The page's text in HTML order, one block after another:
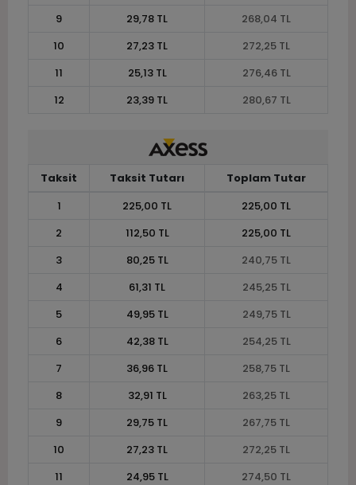
9
29,78 TL
268,04 TL
10
27,23 TL
272,25 TL
11
25,13 TL
276,46 TL
12
23,39 TL 280,67 TL
Taksit Taksit Tutarı
Toplam Tutar
1
225,00 TL
225,00 TL
2
112,50 TL
225,00 TL
3
80,25 TL
240,75 TL
4
61,31 TL
245,25 TL
5
49,95 TL
249,75 TL
6
42,38 TL
254,25 TL
7
36,96 TL
258,75 TL
8
32,91 TL
263,25 TL
9
29,75 TL
267,75 TL
10
27,23 TL
272,25 TL
11
24,95 TL
274,50 TL